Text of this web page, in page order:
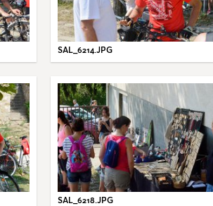
SAL_6214.JPG
SAL_6218.JPG